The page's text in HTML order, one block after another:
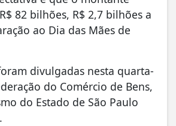
82 bilhões, R$ 2,7 bilhões a
ao Dia das Mães de
divulgadas nesta quarta-
do Comércio de Bens,
do Estado de São Paulo